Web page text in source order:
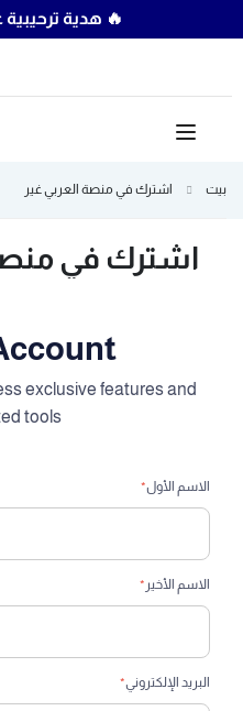
🔥 هدية ترحيبية
بيت اشترك في منصة العربي غير
اشترك في
exclusive features and
tools.
الاسم الأول*
الاسم الأخير *
البريد الإلكتروني*